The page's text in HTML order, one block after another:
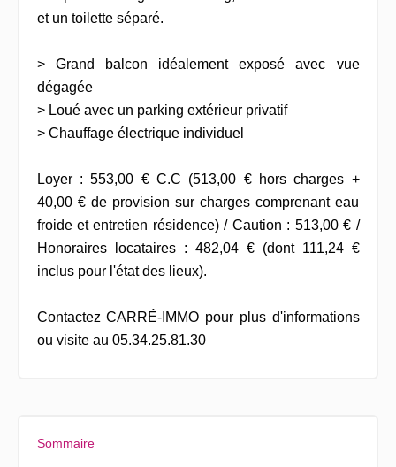
et un toilette séparé.
> Grand balcon idéalement exposé avec vue
dégagée
> Loué avec un parking extérieur privatif
> Chauffage électrique individuel
Loyer : 553,00 € C.C (513,00 € hors charges +
40,00 € de provision sur charges comprenant eau
froide et entretien résidence) / Caution : 513,00 € /
Honoraires locataires : 482,04 € (dont 111,24 €
inclus pour l'état des lieux).
Contactez CARRÉ-IMMO pour plus d'informations
ou visite au 05.34.25.81.30
Sommaire